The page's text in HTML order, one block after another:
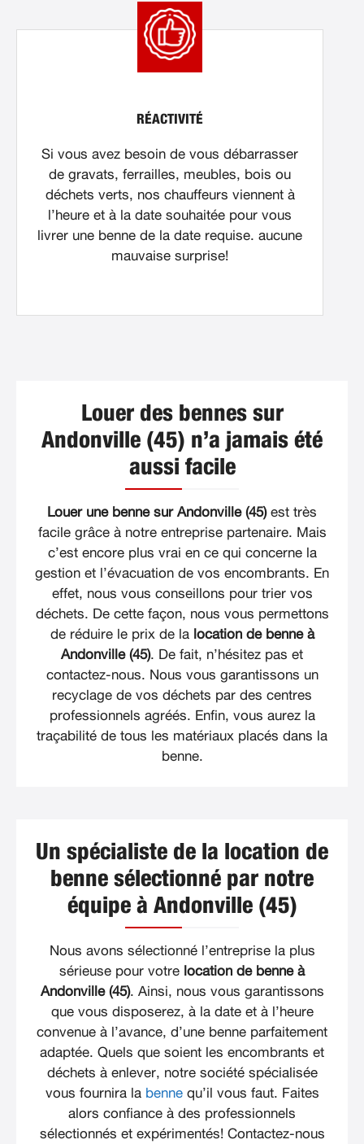
RÉACTIVITÉ
Si vous avez besoin de vous débarrasser
de gravats, ferrailles, meubles, bois ou
déchets verts, nos chauffeurs viennent à
l’heure et à la date souhaitée pour vous
livrer une benne de la date requise. aucune
mauvaise surprise!
Louer des bennes sur
Andonville (45) n’a jamais été
aussi facile
Louer une benne sur Andonville (45)est très
facile grâce à notre entreprise partenaire. Mais
c’est encore plus vrai en ce qui concerne la
gestion et l’évacuation de vos encombrants. En
effet, nous vous conseillons pour trier vos
déchets. De cette façon, nous vous permettons
de réduire le prix de la location de benne à
Andonville (45). De fait, n’hésitez pas et
contactez-nous. Nous vous garantissons un
recyclage de vos déchets par des centres
professionnels agréés. Enfin, vous aurez la
traçabilité de tous les matériaux placés dans la
benne.
Un spécialiste de la location de
benne sélectionné par notre
équipe à Andonville (45)
Nous avons sélectionné l’entreprise la plus
sérieuse pour votre location de benne à
Andonville (45). Ainsi, nous vous garantissons
que vous disposerez, à la date et à l’heure
convenue à l’avance, d’une benne parfaitement
adaptée. Quels que soient les encombrants et
déchets à enlever, notre société spécialisée
vous fournira la bennequ’il vous faut. Faites
alors confiance à des professionnels
sélectionnés et expérimentés! Contactez-nous